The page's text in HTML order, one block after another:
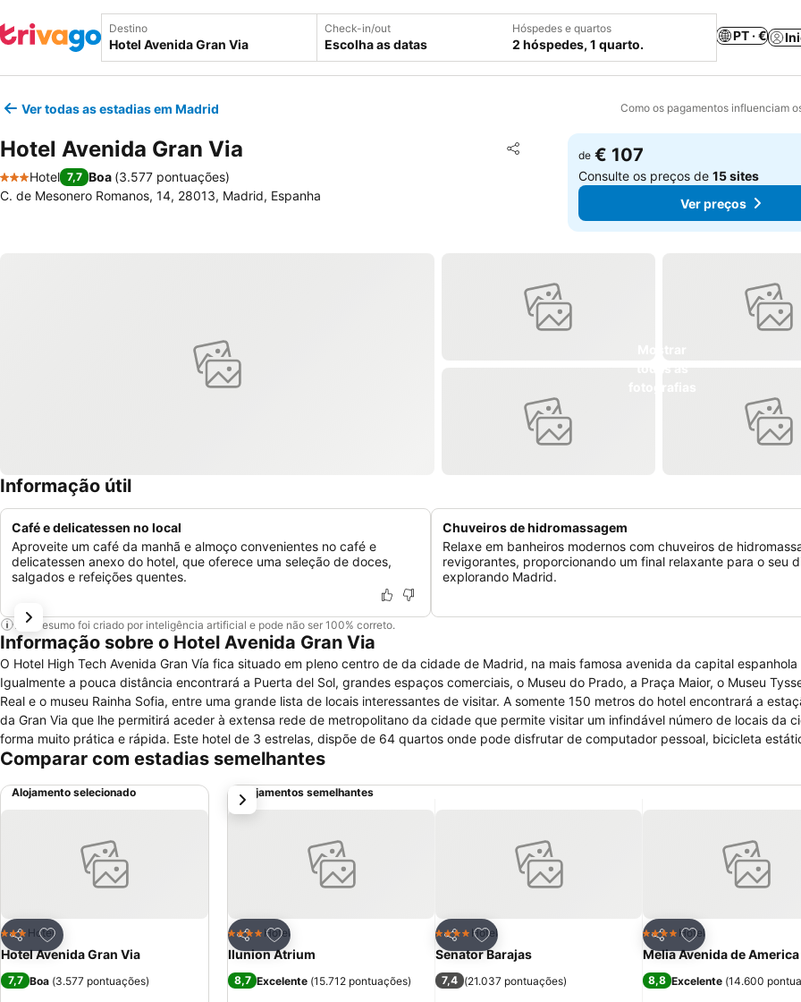
Destino Check-in/out
Escolha as datas
Hóspedes e quartos
2 hóspedes, 1 quarto.
PT · €
Ver todas as estadias em Madrid Como os pagamentos influenciam
Hotel Avenida Gran Via Partilhar
Adicionar aos favoritos
3 Estrelas
Hotel 7,7 Boa (3.577 pontuações)
C. de Mesonero Romanos, 14, 28013, Madrid, Espanha
de € 107
Consulte os preços de15 sites
Ver preços
Informação útil
Café e delicatessen no local
Aproveite um café da manhã e almoço convenientes no café e
delicatessen anexo do hotel, que oferece uma seleção de doces,
salgados e refeições quentes.
Chuveiros de hidromassagem
Relaxe em banheiros modernos com chuveiros de
revigorantes, proporcionando um final relaxante para o seu
explorando Madrid.
Este resumo foi criado por inteligência artificial e pode não ser 100% correto.
Informação sobre o Hotel Avenida Gran Via
O Hotel High Tech Avenida Gran Vía fica situado em pleno centro de da cidade de Madrid, na mais famosa avenida da capital espanhola
Igualmente a pouca distância encontrará a Puerta del Sol, grandes espaços comerciais, o Museu do Prado, a Praça Maior, o Museu
Real e o museu Rainha Sofia, entre uma grande lista de locais interessantes de visitar. A somente 150 metros do hotel encontrará a
da Gran Via que lhe permitirá aceder à extensa rede de metropolitano da cidade que permite visitar um infindável número de locais da
forma muito prática e rápida. Este hotel de 3 estrelas, dispõe de 64 quartos onde pode disfrutar de computador pessoal, bicicleta
banho privativa completa com duche de hidromassagem, ar condicionado, telefone, televisão a cores e acesso à internet via wifi.
aberta as 24 horas do dia. Nas proximidades do hotel encontrará um parque de estacionamento coberto com um desconto de 20 por
Comparar com estadias semelhantes
Alojamento selecionado
Partilhar
Adicionar aos favoritos
3 Estrelas
Hotel
Hotel Avenida Gran Via
7,7 Boa (3.577 pontuações)
Alojamentos semelhantes
Partilhar
Adicionar aos favoritos
4 EstrelasHotel
Ilunion Atrium
8,7 Excelente (15.712 pontuações)
Partilhar
Adicionar aos favoritos
4 EstrelasHotel
Senator Barajas
7,4 (21.037 pontuações)
Partilhar
Adicionar aos
4 EstrelasHotel
Melia Avenida de America
8,8 Excelente (14.600
próximo